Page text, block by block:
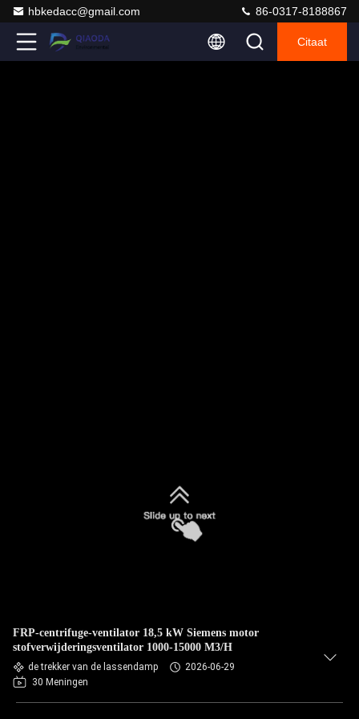
hbkedacc@gmail.com 86-0317-8188867
Citaat
FRP-centrifuge-ventilator 18,5 kW Siemens motor
stofverwijderingsventilator 1000-15000 M3/H
de trekker van de lassendamp
2026-06-29
30 Meningen